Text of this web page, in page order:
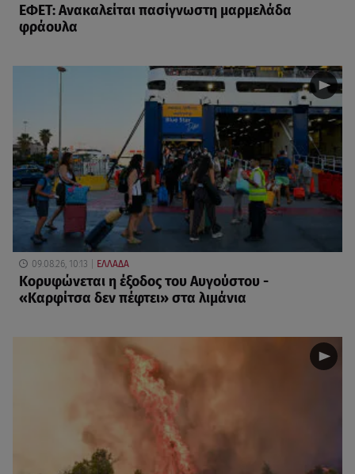
ΕΦΕΤ: Ανακαλείται πασίγνωστη μαρμελάδα
φράουλα
09.08.26, 10:13 ΕΛΛΑΔΑ
Κορυφώνεται η έξοδος του Αυγούστου -
«Καρφίτσα δεν πέφτει» στα λιμάνια